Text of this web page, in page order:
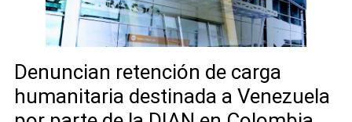
Denuncian retención de carga
humanitaria destinada a Venezuela